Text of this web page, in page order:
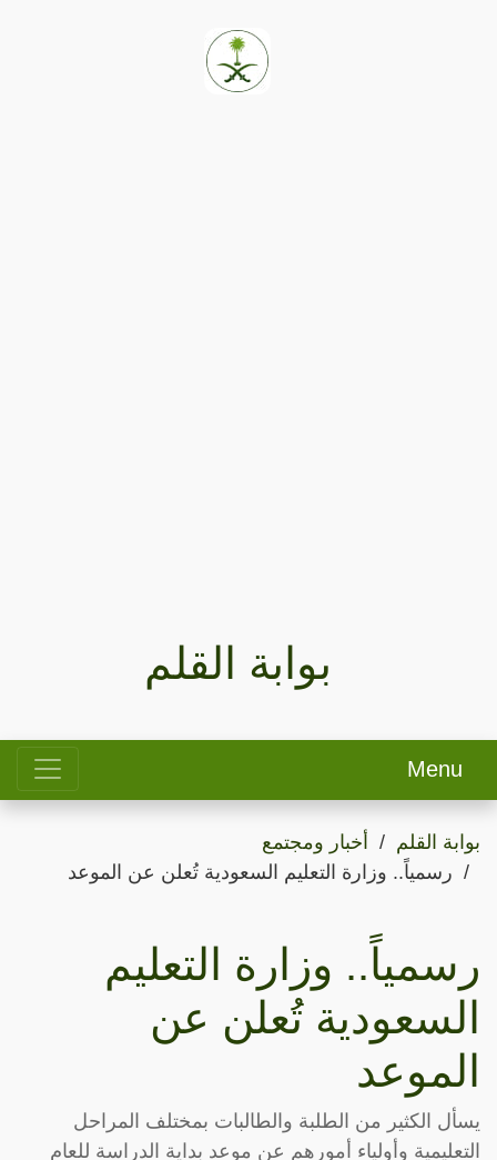
بوابة القلم
Menu
بوابة القلم
أخبار ومجتمع
رسمياً.. وزارة التعليم السعودية تُعلن عن الموعد
رسمياً.. وزارة التعليم
السعودية تُعلن عن
الموعد
يسأل الكثير من الطلبة والطالبات بمختلف المراحل
التعليمية وأولياء أمورهم عن موعد بداية الدراسة للعام